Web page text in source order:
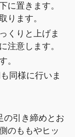
に置きます。
ります。
くりと上げま
注意します。
。
同様に行いま
の引き締めとお
のももやヒッ